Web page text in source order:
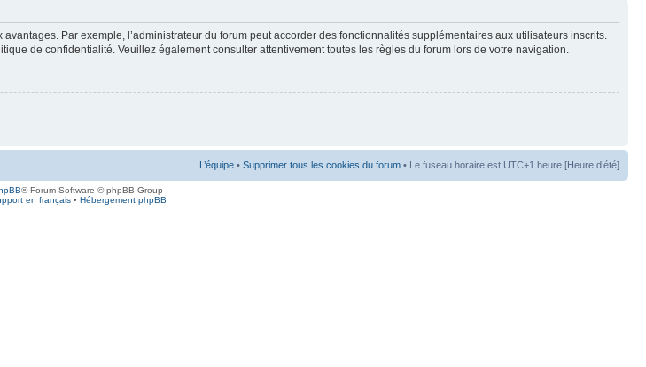
Par exemple, l’administrateur du forum peut accorder des fonctionnalités supplémentaires aux utilisateurs inscrits.
de confidentialité. Veuillez également consulter attentivement toutes les règles du forum lors de votre navigation.
L’équipe • Supprimer tous les cookies du forum • Le fuseau horaire est UTC+1 heure [Heure d’été]
® Forum Software © phpBB Group
en français• Hébergement phpBB